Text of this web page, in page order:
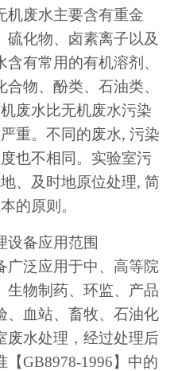
机废水主要含有重金
硫化物、卤素离子以及
有常用的有机溶剂、
物、酚类、石油类、
废水比无机废水污染
重。不同的废水, 污染
也不相同。实验室污
、及时地原位处理, 简
的原则。
设备应用范围
广泛应用于中、高等院
生物制药、环监、产品
、血站、畜牧、石油化
废水处理，经过处理后
【GB8978-1996】中的